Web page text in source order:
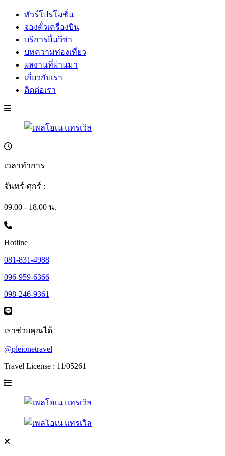
ทัวร์โปรโมชั่น
จองตั๋วเครื่องบิน
บริการยื่นวีซ่า
บทความท่องเที่ยว
ผลงานที่ผ่านมา
เกี่ยวกับเรา
ติดต่อเรา
เวลาทำการ
จันทร์-ศุกร์ :
09.00 - 18.00 น.
Hotline
081-831-4988
096-959-6366
098-246-9361
เราช่วยคุณได้
@pleionetravel
Travel License : 11/05261